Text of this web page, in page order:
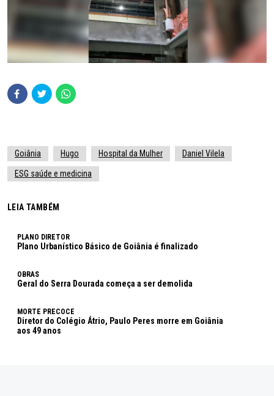
Goiânia Hugo Hospital da Mulher Daniel Vilela
ESG saúde e medicina
LEIA TAMBÉM
PLANO DIRETOR
Plano Urbanístico Básico de Goiânia é finalizado
OBRAS
Geral do Serra Dourada começa a ser demolida
MORTE PRECOCE
Diretor do Colégio Átrio, Paulo Peres morre em Goiânia
aos 49 anos